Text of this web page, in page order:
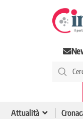
Attualità